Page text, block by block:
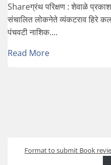
Shareग्रंथ परिक्षण : शेवाळे प्रकाश
संचालित लोकनेते व्यंकटराव हिरे
पंचवटी नाशिक....
Read More
Format to submit Book